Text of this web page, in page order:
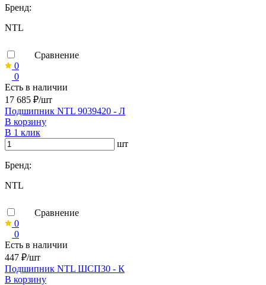
Бренд:
NTL
Сравнение
0
0
Есть в наличии
17 685 ₽/шт
Подшипник NTL 9039420 - Л
В корзину
В 1 клик
шт
Бренд:
NTL
Сравнение
0
0
Есть в наличии
447 ₽/шт
Подшипник NTL ШСП30 - К
В корзину